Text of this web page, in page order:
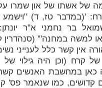
של אשתו של און שמרו
'(במדבר טז, ד) "וישמע
בר נחמני א"ר
למשה במחנה"' (סנהדרין
אין קשר כלל לענייני
קרח (וכן היה גילוי
כאן במחשבת האנשים קשר
קדושים, כמו שנאמר פס'